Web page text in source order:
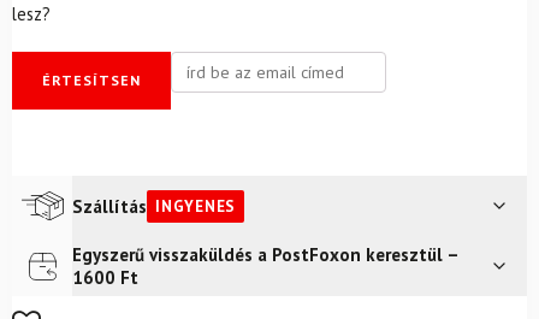
lesz?
ÉRTESÍTSEN
Szállítás INGYENES
Futár a címreIngyenes
FoxPost
Egyszerű visszaküldés a PostFoxon keresztül –
1600 Ft